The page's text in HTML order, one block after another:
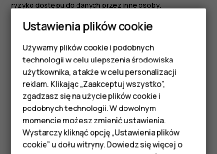
Smartfony
Telefony z funkcjami
podstawowymi
Akcesoria
HMD Terra M
ryzyko dostępu do danych przez inne osoby.
Wskazówka:Jeśli chcesz śledzić lokalizacje, gdy
sygnały satelitarne nie są dostępne, np. w
pomieszczeniach lub między wysokimi budynkami,
włącz sieć Wi-Fi w celu zwiększenia dokładności
ustalania pozycji.
Czy te informacje były pomocne?
Ustawienia plików cookie
Używamy plików cookie i podobnych
technologii w celu ulepszenia środowiska
użytkownika, a także w celu personalizacji
reklam. Klikając „Zaakceptuj wszystko”,
zgadzasz się na użycie plików cookie i
podobnych technologii. W dowolnym
momencie możesz zmienić ustawienia.
Wystarczy kliknąć opcję „Ustawienia plików
cookie” u dołu witryny. Dowiedz się więcej o